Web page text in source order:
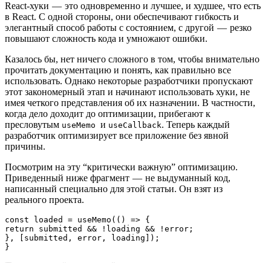
React-хуки — это одновременно и лучшее, и худшее, что есть
в React. С одной стороны, они обеспечивают гибкость и
элегантный способ работы с состоянием, с другой — резко
повышают сложность кода и умножают ошибки.
Казалось бы, нет ничего сложного в том, чтобы внимательно
прочитать документацию и понять, как правильно все
использовать. Однако некоторые разработчики пропускают
этот закономерный этап и начинают использовать хуки, не
имея четкого представления об их назначении. В частности,
когда дело доходит до оптимизации, прибегают к
пресловутым useMemo и useCallback. Теперь каждый
разработчик оптимизирует все приложение без явной
причины.
Посмотрим на эту “критически важную” оптимизацию.
Приведенный ниже фрагмент — не выдуманный код,
написанный специально для этой статьи. Он взят из
реального проекта.
const loaded = useMemo(() => {
return submitted && !loading && !error;
}, [submitted, error, loading]);
}